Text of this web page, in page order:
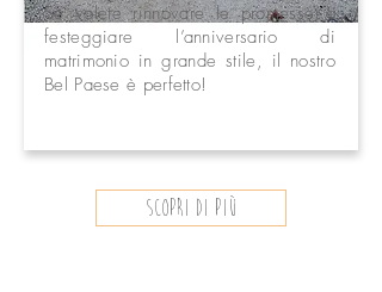
Se volete rinnovare le promesse o
festeggiare l’anniversario di
matrimonio in grande stile, il nostro
Bel Paese è perfetto!
scopri di più